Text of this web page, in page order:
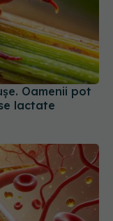
Oamenii pot
lactate